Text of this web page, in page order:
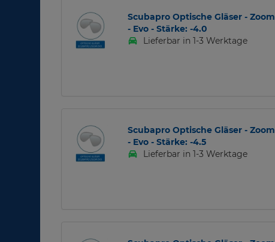
Scubapro Optische Gläser - Zoom
- Evo - Stärke: -4.0
Lieferbar in 1-3 Werktage
Scubapro Optische Gläser - Zoom
- Evo - Stärke: -4.5
Lieferbar in 1-3 Werktage